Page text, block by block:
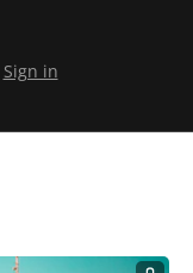
Sign in